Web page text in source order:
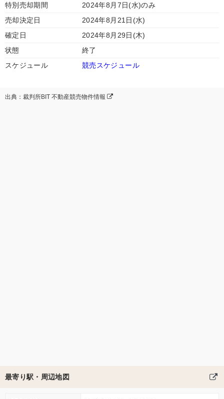
特別売却期間
2024年8月7日(水)のみ
売却決定日
2024年8月21日(水)
確定日
2024年8月29日(木)
状態
終了
スケジュール
競売スケジュール
出典：裁判所BIT 不動産競売物件情報
最寄り駅・周辺地図